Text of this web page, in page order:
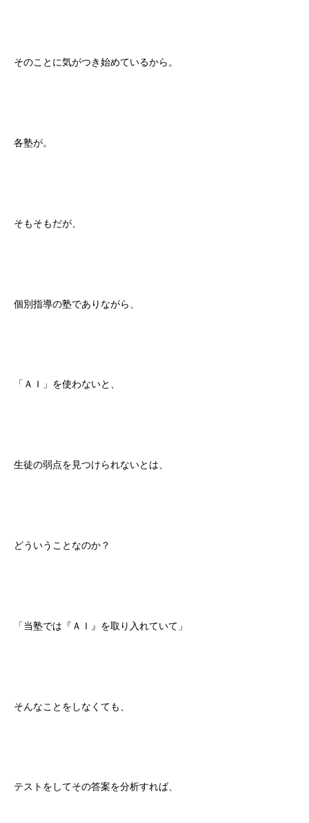
そのことに気がつき始めているから。
各塾が。
そもそもだが、
個別指導の塾でありながら、
「ＡＩ」を使わないと、
生徒の弱点を見つけられないとは、
どういうことなのか？
「当塾では『ＡＩ』を取り入れていて」
そんなことをしなくても、
テストをしてその答案を分析すれば、